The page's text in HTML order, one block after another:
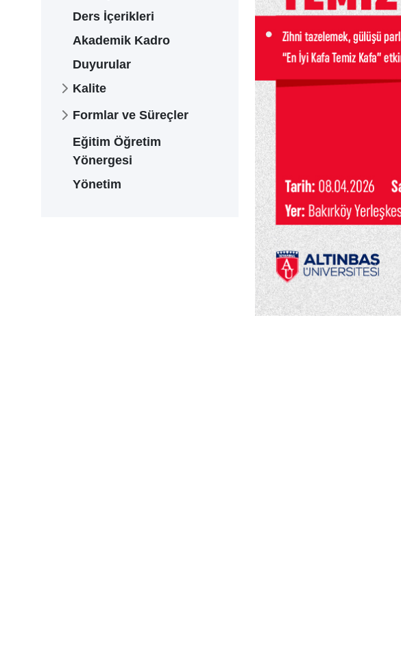
Ders İçerikleri
Akademik Kadro
Duyurular
Kalite
Formlar ve Süreçler
Eğitim Öğretim
Yönergesi
Yönetim